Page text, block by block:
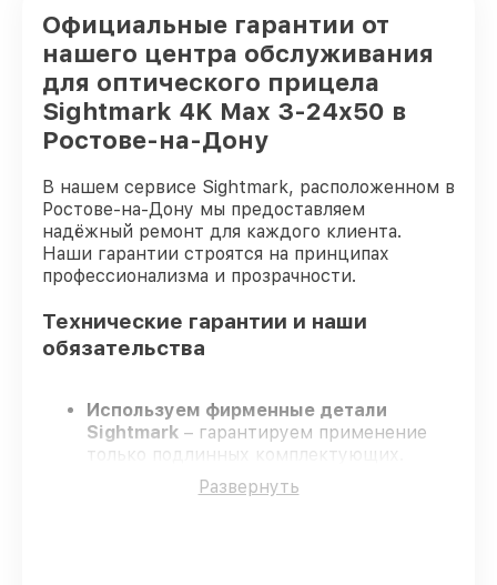
Официальные гарантии от
нашего центра обслуживания
для оптического прицела
Sightmark 4K Max 3-24x50 в
Ростове-на-Дону
В нашем сервисе Sightmark, расположенном в
Ростове-на-Дону мы предоставляем
надёжный ремонт для каждого клиента.
Наши гарантии строятся на принципах
профессионализма и прозрачности.
Технические гарантии и наши
обязательства
Используем фирменные детали
Sightmark – гарантируем применение
только подлинных комплектующих.
Квалифицированные мастера
проходят постоянное обучение, что
Развернуть